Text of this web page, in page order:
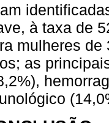
à taxa de
mulheres de
as